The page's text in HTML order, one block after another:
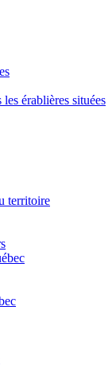
érablières situées
territoire